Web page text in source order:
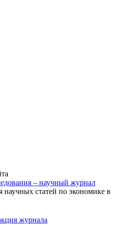
научных статей по экономике в
журнала